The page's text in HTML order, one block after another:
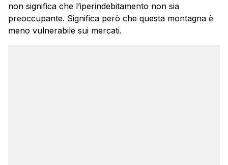
non significa che l’iperindebitamento non sia
preoccupante. Significa però che questa montagna è
meno vulnerabile sui mercati.